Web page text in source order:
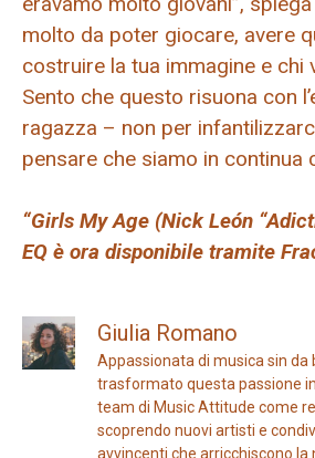
molto da poter giocare, avere
costruire la tua immagine e chi
Sento che questo risuona con
ragazza – non per
pensare che siamo in continua
“Girls My Age (Nick León
EQ è ora disponibile tramite
Giulia Romano
Appassionata di musica sin da
trasformato questa passione
team di Music Attitude come
scoprendo nuovi artisti e
avvincenti che arricchiscono